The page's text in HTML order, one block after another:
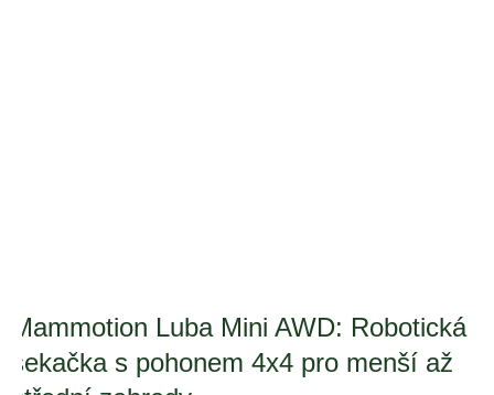
Mammotion Luba Mini AWD: Robotická
sekačka s pohonem 4x4 pro menší až